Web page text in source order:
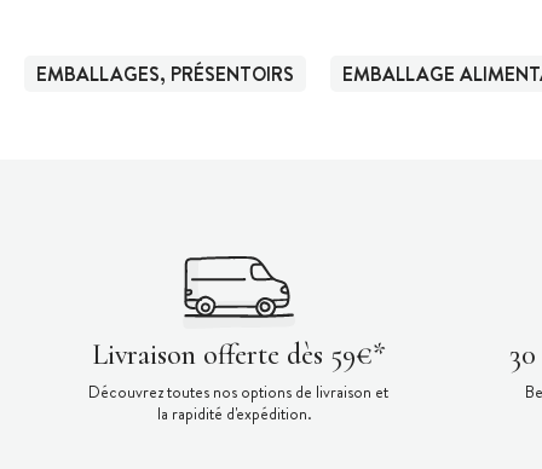
EMBALLAGES, PRÉSENTOIRS EMBALLAGE
Livraison offerte dès 59€*
Découvrez toutes nos options de livraison et
la rapidité d'expédition.